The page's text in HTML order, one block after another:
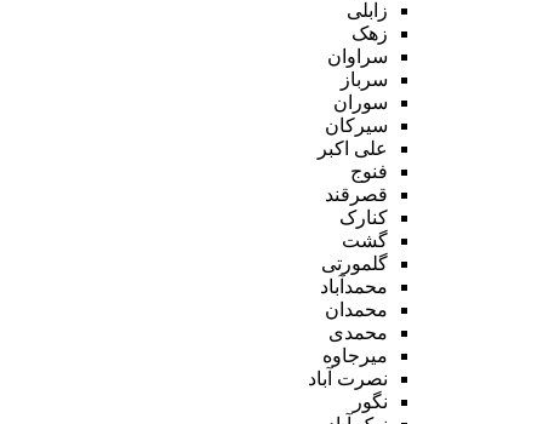
زابلی
زهک
سراوان
سرباز
سوران
سیرکان
علی اکبر
فنوج
قصرقند
کنارک
گشت
گلمورتی
محمدآباد
محمدان
محمدی
میرجاوه
نصرت آباد
نگور